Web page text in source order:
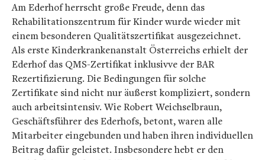
Am Ederhof herrscht große Freude, denn das
Rehabilitationszentrum für Kinder wurde wieder mit
einem besonderen Qualitätszertifikat ausgezeichnet.
Als erste Kinderkrankenanstalt Österreichs erhielt der
Ederhof das QMS-Zertifikat inklusivve der BAR
Rezertifizierung. Die Bedingungen für solche
Zertifikate sind nicht nur äußerst kompliziert, sondern
auch arbeitsintensiv. Wie Robert Weichselbraun,
Geschäftsführer des Ederhofs, betont, waren alle
Mitarbeiter eingebunden und haben ihren individuellen
Beitrag dafür geleistet. Insbesondere hebt er den